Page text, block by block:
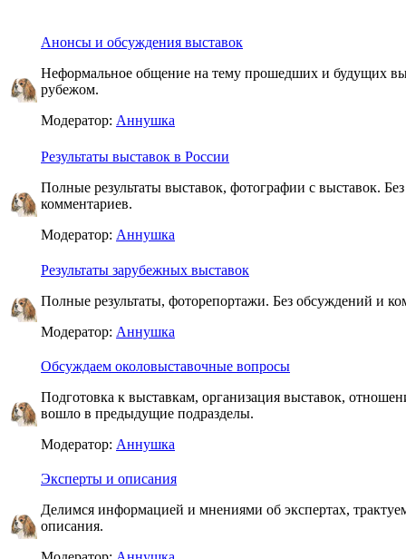
Анонсы и обсуждения выставок
Неформальное общение на тему прошедших и будущих
рубежом.
Модератор: Аннушка
Результаты выставок в России
Полные результаты выставок, фотографии с выставок.
комментариев.
Модератор: Аннушка
Результаты зарубежных выставок
Полные результаты, фоторепортажи. Без обсуждений и
Модератор: Аннушка
Обсуждаем околовыставочные вопросы
Подготовка к выставкам, организация выставок,
вошло в предыдущие подразделы.
Модератор: Аннушка
Эксперты и описания
Делимся информацией и мнениями об экспертах,
описания.